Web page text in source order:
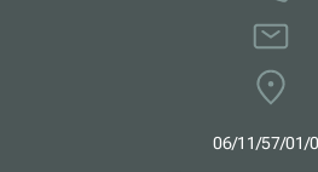
06/11/57/01/